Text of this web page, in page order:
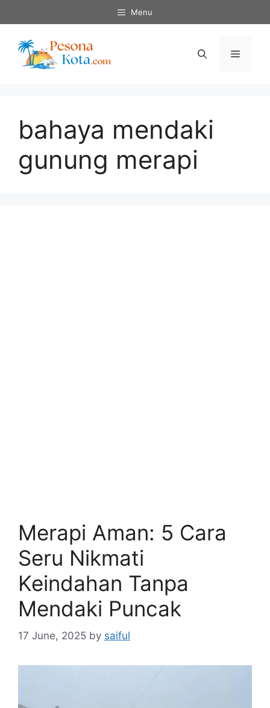
to
content
Menu
Menu
bahaya mendaki
gunung merapi
Merapi Aman: 5 Cara
Seru Nikmati
Keindahan Tanpa
Mendaki Puncak
17 June, 2025 by saiful